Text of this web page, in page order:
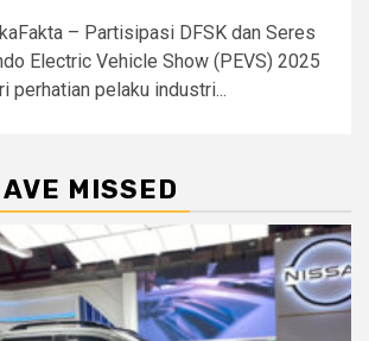
– Partisipasi DFSK dan Seres
Electric Vehicle Show (PEVS) 2025
perhatian pelaku industri...
MISSED